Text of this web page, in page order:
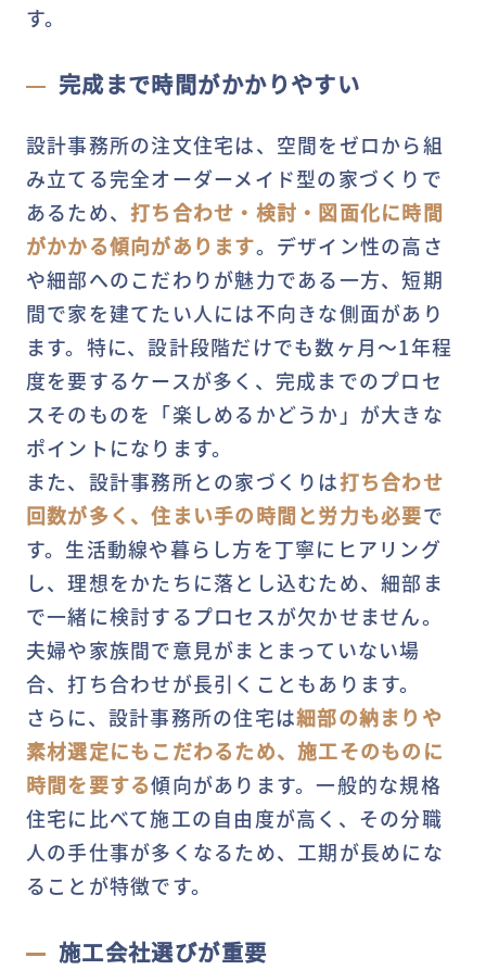
す。
完成まで時間がかかりやすい
設計事務所の注文住宅は、空間をゼロから組
み立てる完全オーダーメイド型の家づくりで
あるため、 打ち合わせ・検討・図面化に時間
がかかる傾向があります。デザイン性の高さ
や細部へのこだわりが魅力である一方、短期
間で家を建てたい人には不向きな側面があり
ます。特に、設計段階だけでも数ヶ月～1年程
度を要するケースが多く、完成までのプロセ
スそのものを「楽しめるかどうか」が大きな
ポイントになります。
また、設計事務所との家づくりは打ち合わせ
回数が多く、住まい手の時間と労力も必要で
す。生活動線や暮らし方を丁寧にヒアリング
し、理想をかたちに落とし込むため、細部ま
で一緒に検討するプロセスが欠かせません。
夫婦や家族間で意見がまとまっていない場
合、打ち合わせが長引くこともあります。
さらに、設計事務所の住宅は細部の納まりや
素材選定にもこだわるため、施工そのものに
時間を要する傾向があります。一般的な規格
住宅に比べて施工の自由度が高く、その分職
人の手仕事が多くなるため、工期が長めにな
ることが特徴です。
施工会社選びが重要